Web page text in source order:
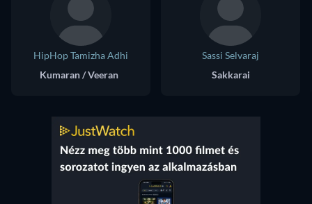
HipHop Tamizha Adhi
Kumaran / Veeran
Sassi Selvaraj
Sakkarai